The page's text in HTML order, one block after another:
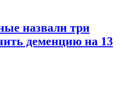
назвали три
деменцию на 13